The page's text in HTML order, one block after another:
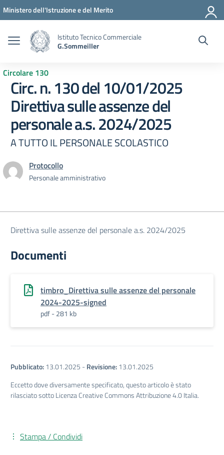
Vai ai contenuti
Vai al menu di navigazione
Vai al footer
Ministero dell'Istruzione e del Merito
Istituto Tecnico Commerciale
G.Sommeiller
Circolare 130
Circ. n. 130 del 10/01/2025
Direttiva sulle assenze del
personale a.s. 2024/2025
A TUTTO IL PERSONALE SCOLASTICO
Protocollo
Personale amministrativo
Direttiva sulle assenze del personale a.s. 2024/2025
Documenti
timbro_Direttiva sulle assenze del personale
2024-2025-signed
pdf - 281 kb
Pubblicato:13.01.2025 -Revisione:13.01.2025
Eccetto dove diversamente specificato, questo articolo è stato
rilasciato sotto Licenza Creative Commons Attribuzione 4.0 Italia.
Stampa / Condividi